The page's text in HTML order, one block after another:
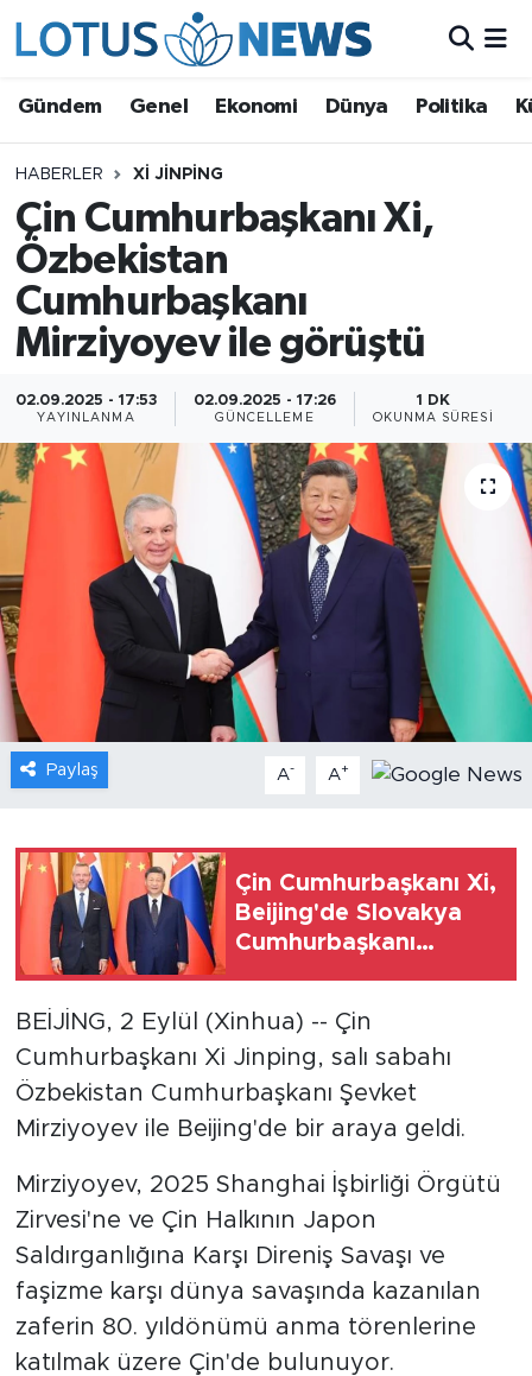
Gündem Genel Ekonomi Dünya Politika
HABERLER XI JINPING
Çin Cumhurbaşkanı Xi,
Özbekistan
Cumhurbaşkanı
Mirziyoyev ile görüştü
02.09.2025 - 17:53
YAYINLANMA
02.09.2025 - 17:26
GÜNCELLEME
1 DK
OKUNMA SÜRESI
Paylaş A- A+
Çin Cumhurbaşkanı Xi,
Beijing'de Slovakya
Cumhurbaşkanı
BEİJİNG, 2 Eylül (Xinhua) -- Çin
Cumhurbaşkanı Xi Jinping, salı sabahı
Özbekistan Cumhurbaşkanı Şevket
Mirziyoyev ile Beijing'de bir araya geldi.
Mirziyoyev, 2025 Shanghai İşbirliği Örgütü
Zirvesi'ne ve Çin Halkının Japon
Saldırganlığına Karşı Direniş Savaşı ve
faşizme karşı dünya savaşında kazanılan
zaferin 80. yıldönümü anma törenlerine
katılmak üzere Çin'de bulunuyor.
Ekonomi
Dünya
Politika
Kültür - Sanat ve Tarih
Yaşam
Bilim ve Teknoloji
Çin Fuarları
Gündem
Video
Sağlık
Foto Haber
Xinhua Türkiye
Seyahat